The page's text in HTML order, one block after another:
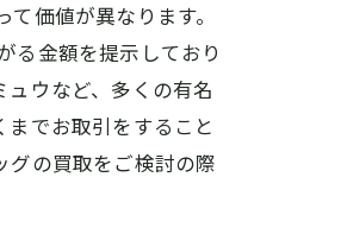
価値が異なります。
る金額を提示しており
ウなど、多くの有名
でお取引をすること
グの買取をご検討の際